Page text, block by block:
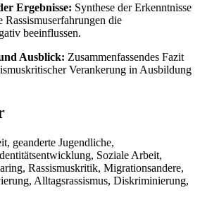
Ergebnisse: Synthese der Erkenntnisse
die
beeinflussen.
Ausblick: Zusammenfassendes Fazit
Verankerung in Ausbildung
geanderte Jugendliche,
Soziale Arbeit,
Rassismuskritik, Migrationsandere,
Alltagsrassismus, Diskriminierung,